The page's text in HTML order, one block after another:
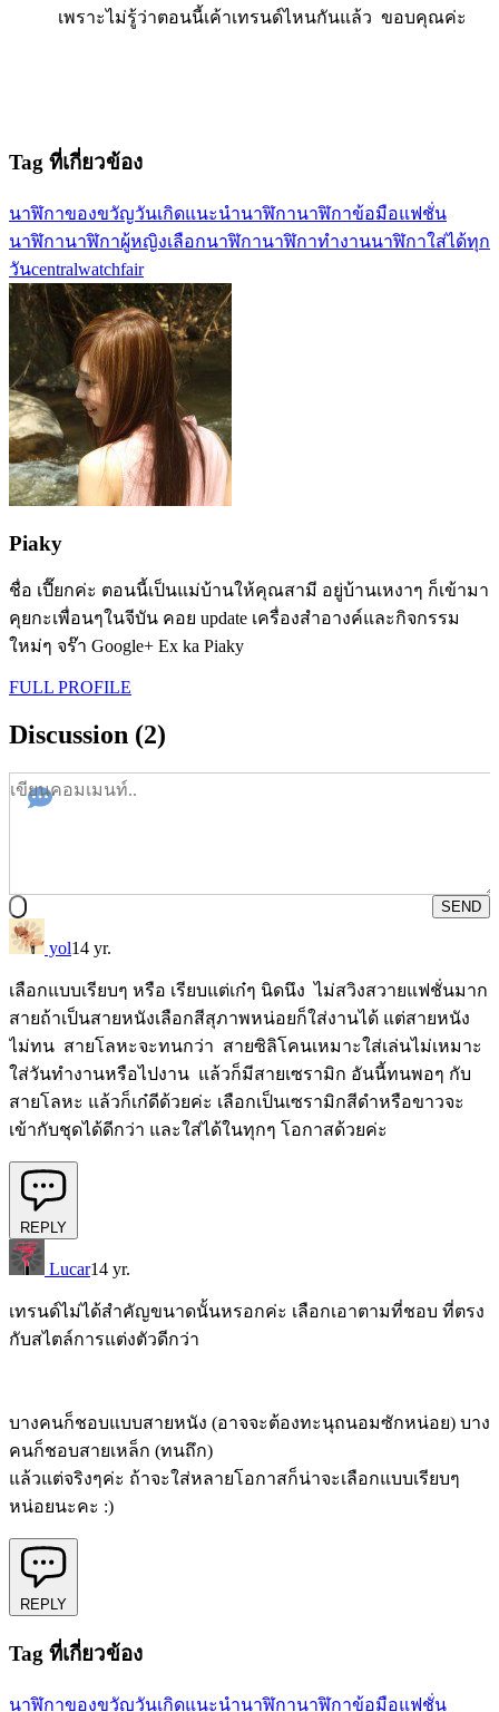
เพราะไม่รู้ว่าตอนนี้เค้าเทรนด์ไหนกันแล้ว ขอบคุณค่ะ
Tag ที่เกี่ยวข้อง
นาฬิกาของขวัญวันเกิดแนะนำนาฬิกานาฬิกาข้อมือแฟชั่น
นาฬิกานาฬิกาผู้หญิงเลือกนาฬิกานาฬิกาทำงานนาฬิกาใส่ได้ทุก
วันcentralwatchfair
Piaky
ชื่อ เปี๊ยกค่ะ ตอนนี้เป็นแม่บ้านให้คุณสามี อยู่บ้านเหงาๆ ก็เข้ามา
คุยกะเพื่อนๆในจีบัน คอย update เครื่องสำอางค์และกิจกรรม
ใหม่ๆ จร๊า Google+ Ex ka Piaky
FULL PROFILE
Discussion (2)
SEND
yol14 yr.
เลือกแบบเรียบๆ หรือ เรียบแต่เก๋ๆ นิดนึง ไม่สวิงสวายแฟชั่นมาก
สายถ้าเป็นสายหนังเลือกสีสุภาพหน่อยก็ใส่งานได้ แต่สายหนัง
ไม่ทน สายโลหะจะทนกว่า สายซิลิโคนเหมาะใส่เล่นไม่เหมาะ
ใส่วันทำงานหรือไปงาน แล้วก็มีสายเซรามิก อันนี้ทนพอๆ กับ
สายโลหะ แล้วก็เก๋ดีด้วยค่ะ เลือกเป็นเซรามิกสีดำหรือขาวจะ
เข้ากับชุดได้ดีกว่า และใส่ได้ในทุกๆ โอกาสด้วยค่ะ
REPLY
Lucar14 yr.
เทรนด์ไม่ได้สำคัญขนาดนั้นหรอกค่ะ เลือกเอาตามที่ชอบ ที่ตรง
กับสไตล์การแต่งตัวดีกว่า
บางคนก็ชอบแบบสายหนัง (อาจจะต้องทะนุถนอมซักหน่อย) บาง
คนก็ชอบสายเหล็ก (ทนถึก)
แล้วแต่จริงๆค่ะ ถ้าจะใส่หลายโอกาสก็น่าจะเลือกแบบเรียบๆ
หน่อยนะคะ :)
REPLY
Tag ที่เกี่ยวข้อง
นาฬิกาของขวัญวันเกิดแนะนำนาฬิกานาฬิกาข้อมือแฟชั่น